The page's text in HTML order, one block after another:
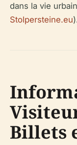
dans la vie
Stolpersteine.eu
Billets